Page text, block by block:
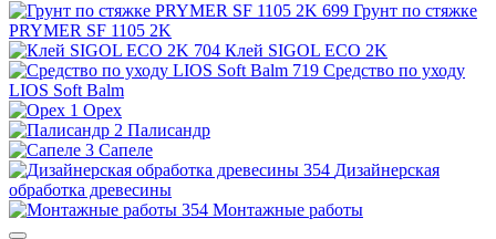
Грунт по стяжке
PRYMER SF 1105 2K
Клей SIGOL ECO 2K
Средство по уходу
LIOS Soft Balm
Орех
Палисандр
Сапеле
Дизайнерская
обработка древесины
Монтажные работы